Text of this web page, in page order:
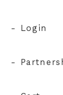
- Login
-